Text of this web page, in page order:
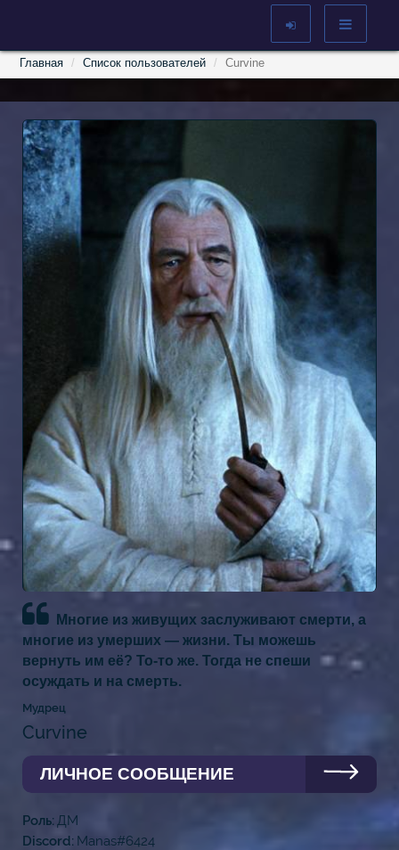
Главная Список пользователей Curvine
Многие из живущих заслуживают смерти, а
многие из умерших — жизни. Ты можешь
вернуть им её? То-то же. Тогда не спеши
осуждать и на смерть.
Мудрец
Curvine
ЛИЧНОЕ СООБЩЕНИЕ
Роль ДМ
Discord Manas#6424